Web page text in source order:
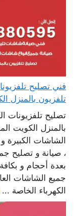
تلفزيون بالمنزل
تصليح تلفزيونات
بالمنزل الكويت
الشاشات الكبيرة
، صيانة و تصليح
بعدة أحجام و
جميع الشاشات
الكهرباء الخاصة ...